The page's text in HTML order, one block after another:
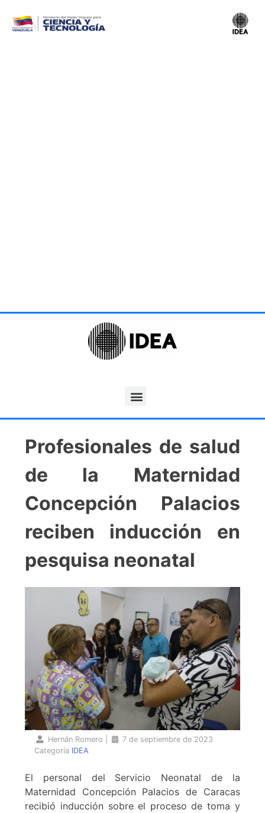
Profesionales de salud
de la Maternidad
Concepción Palacios
reciben inducción en
pesquisa neonatal
Hernán Romero
7 de septiembre de 2023
Categoría IDEA
El personal del Servicio Neonatal de la
Maternidad Concepción Palacios de Caracas
recibió inducción sobre el proceso de toma y